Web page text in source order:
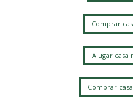
Comprar
Alugar casa
Comprar